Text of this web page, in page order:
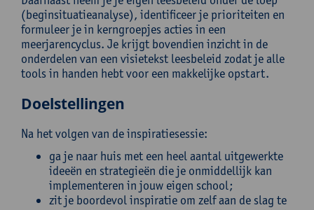
(beginsituatieanalyse), identificeer je prioriteiten en
formuleer je in kerngroepjes acties in een
meerjarencyclus. Je krijgt bovendien inzicht in de
onderdelen van een visietekst leesbeleid zodat je alle
tools in handen hebt voor een makkelijke opstart.
Doelstellingen
Na het volgen van de inspiratiesessie:
ga je naar huis met een heel aantal uitgewerkte
ideeën en strategieën die je onmiddellijk kan
implementeren in jouw eigen school;
zit je boordevol inspiratie om zelf aan de slag te